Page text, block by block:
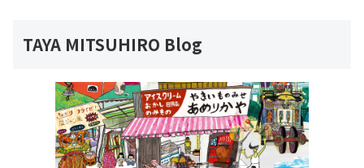
TAYA MITSUHIRO Blog